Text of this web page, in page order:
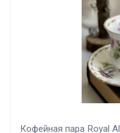
Кофейная пара Royal